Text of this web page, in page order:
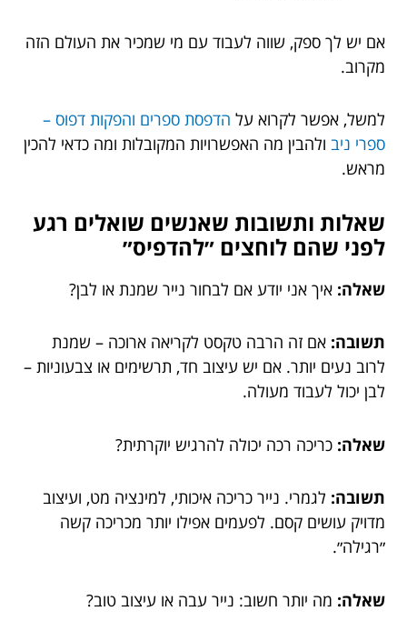
אם יש לך ספק, שווה לעבוד עם מי שמכיר את העולם הזה
מקרוב.
למשל, אפשר לקרוא על הדפסת ספרים והפקות דפוס –
ספרי ניב ולהבין מה האפשרויות המקובלות ומה כדאי להכין
מראש.
שאלות ותשובות שאנשים שואלים רגע
לפני שהם לוחצים ״להדפיס״
שאלה: איך אני יודע אם לבחור נייר שמנת או לבן?
תשובה: אם זה הרבה טקסט לקריאה ארוכה – שמנת
לרוב נעים יותר. אם יש עיצוב חד, תרשימים או צבעוניות –
לבן יכול לעבוד מעולה.
שאלה: כריכה רכה יכולה להרגיש יוקרתית?
תשובה: לגמרי. נייר כריכה איכותי, למינציה מט, ועיצוב
מדויק עושים קסם. לפעמים אפילו יותר מכריכה קשה
״רגילה״.
שאלה: מה יותר חשוב: נייר עבה או עיצוב טוב?